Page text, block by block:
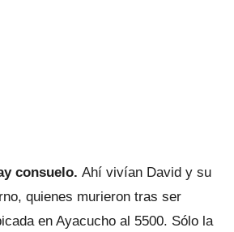
consuelo. Ahí vivían David y su
quienes murieron tras ser
en Ayacucho al 5500. Sólo la